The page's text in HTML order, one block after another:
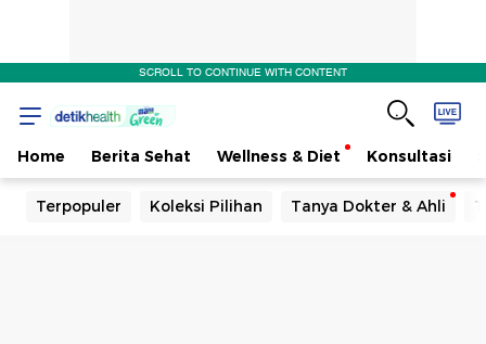
SCROLL TO CONTINUE WITH CONTENT
Home Berita Sehat Wellness & Diet Konsultasi
Terpopuler Koleksi Pilihan Tanya Dokter & Ahli